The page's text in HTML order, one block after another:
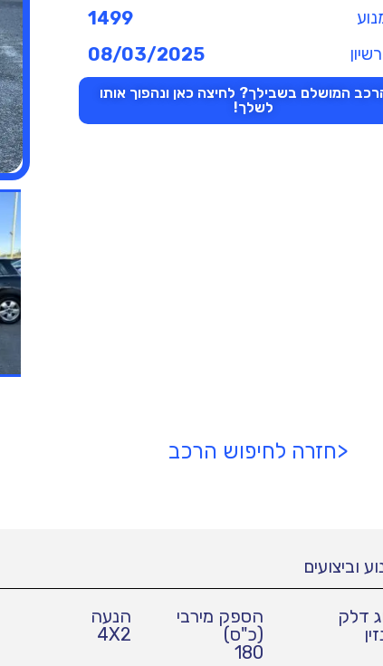
1499
08/03/2025
המושלם בשבילך? לחיצה כאן ונהפוך אותו
לשלך!
<חזרה לחיפוש הרכב
וביצועים
דלק
הספק מירבי
(כ"ס)
180
הנעה
4X2